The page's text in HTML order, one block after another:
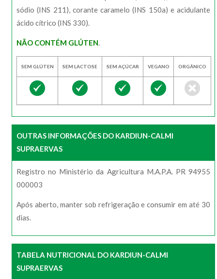
sódio (INS 211), corante caramelo (INS 150a) e acidulante
ácido cítrico (INS 330).
NÃO CONTÉM GLÚTEN.
SEM GLÚTEN SEM LACTOSE SEM AÇÚCAR VEGANO ORGÂNICO
OUTRAS INFORMAÇÕES DO KARDIUN-CALMI
SUPRAERVAS
Registro no Ministério da Agricultura M.A.P.A. PR 94955
000003
Após aberto, manter sob refrigeração e consumir em até 30
dias.
TABELA NUTRICIONAL DO KARDIUN-CALMI
SUPRAERVAS